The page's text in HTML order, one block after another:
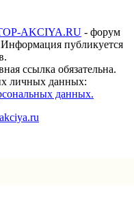
AKCIYA.RU - форум
публикуется
ссылка обязательна.
личных данных:
данных.